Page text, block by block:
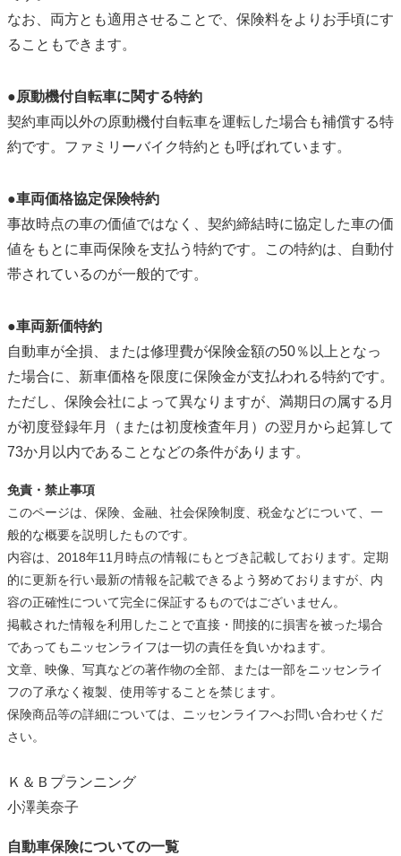
なお、両方とも適用させることで、保険料をよりお手頃にす
ることもできます。
●原動機付自転車に関する特約
契約車両以外の原動機付自転車を運転した場合も補償する特
約です。ファミリーバイク特約とも呼ばれています。
●車両価格協定保険特約
事故時点の車の価値ではなく、契約締結時に協定した車の価
値をもとに車両保険を支払う特約です。この特約は、自動付
帯されているのが一般的です。
●車両新価特約
自動車が全損、または修理費が保険金額の50％以上となっ
た場合に、新車価格を限度に保険金が支払われる特約です。
ただし、保険会社によって異なりますが、満期日の属する月
が初度登録年月（または初度検査年月）の翌月から起算して
73か月以内であることなどの条件があります。
免責・禁止事項
このページは、保険、金融、社会保険制度、税金などについて、一
般的な概要を説明したものです。
内容は、2018年11月時点の情報にもとづき記載しております。定期
的に更新を行い最新の情報を記載できるよう努めておりますが、内
容の正確性について完全に保証するものではございません。
掲載された情報を利用したことで直接・間接的に損害を被った場合
であってもニッセンライフは一切の責任を負いかねます。
文章、映像、写真などの著作物の全部、または一部をニッセンライ
フの了承なく複製、使用等することを禁じます。
保険商品等の詳細については、ニッセンライフへお問い合わせくだ
さい。
Ｋ＆Ｂプランニング
小澤美奈子
自動車保険についての一覧